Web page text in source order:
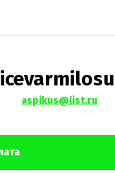
aspikus@list.ru